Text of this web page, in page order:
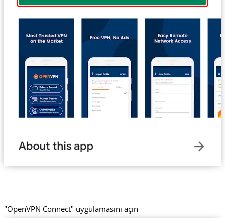
"OpenVPN Connect" uygulamasını açın